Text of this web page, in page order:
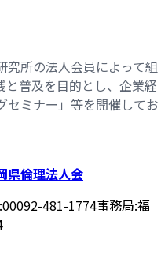
究所の法人会員によって組
普及を目的とし、企業経
セミナー」等を開催してお
092-481-1774事務局:福